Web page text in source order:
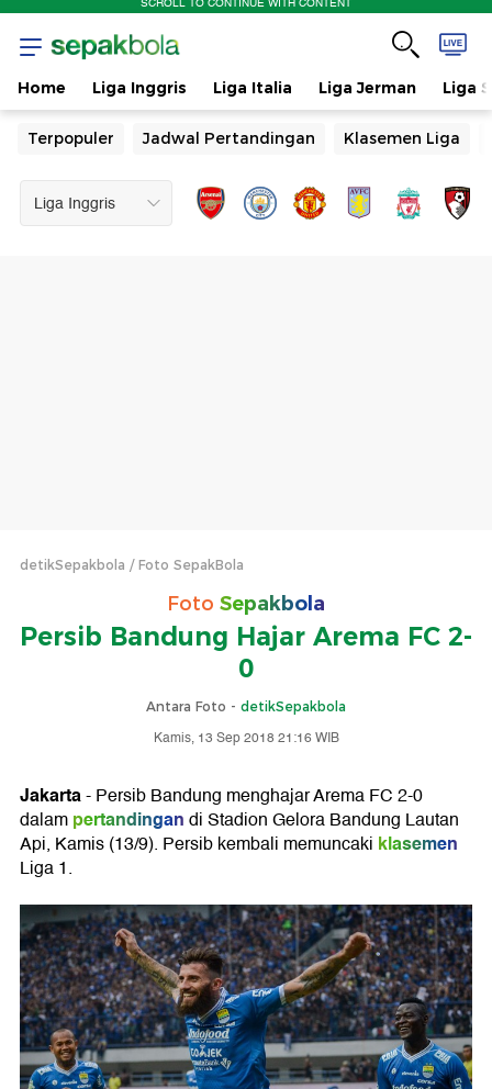
Home Liga Inggris Liga Italia Liga Jerman Liga
Terpopuler Jadwal Pertandingan Klasemen Liga
detikSepakbola Foto SepakBola
Foto Sepakbola
Persib Bandung Hajar Arema FC 2-
0
Antara Foto - detikSepakbola
Kamis, 13 Sep 2018 21:16 WIB
Jakarta- Persib Bandung menghajar Arema FC 2-0
dalampertandingandi Stadion Gelora Bandung Lautan
Api, Kamis (13/9). Persib kembali memuncaki klasemen
Liga 1.